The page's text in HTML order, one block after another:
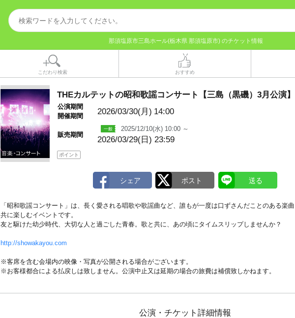
那須塩原市三島ホール(栃木県 那須塩原市) のチケット情報
こだわり検索 おすすめ
THEカルテットの昭和歌謡コンサート【三島（黒磯）3月公演】
公演期間
開催期間
2026/03/30(月) 14:00
販売期間
2025/12/10(水) 10:00 ～
2026/03/29(日) 23:59
ポイント
「昭和歌謡コンサート」は、長く愛される唱歌や歌謡曲など、誰もが一度は口ずさんだことのある楽
共に楽しむイベントです。
友と駆けた幼少時代、大切な人と過ごした青春。歌と共に、あの頃にタイムスリップしませんか？
http://showakayou.com
※客席を含む会場内の映像・写真が公開される場合がございます。
※お客様都合による払戻しは致しません。公演中止又は延期の場合の旅費は補償致しかねます。
公演・チケット詳細情報